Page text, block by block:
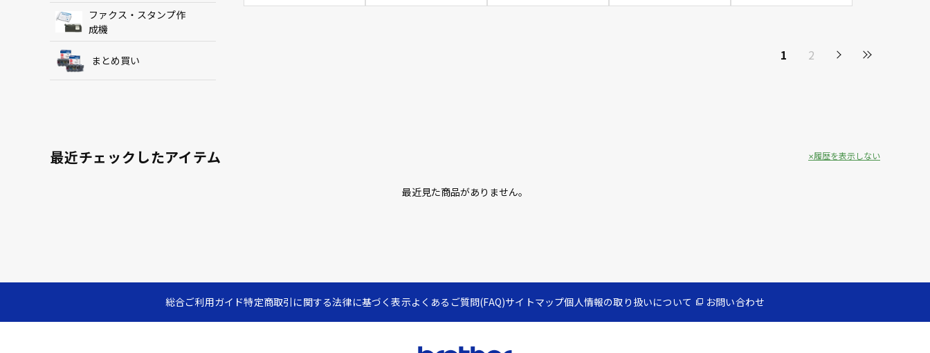
ファクス・スタンプ作
成機
まとめ買い 1 2
最近チェックしたアイテム
最近見た商品がありません。
履歴を表示しない
総合ご利用ガイド特定商取引に関する法律に基づく表示よくあるご質問(FAQ)サイトマップ個人情報の取り扱いについて お問い合わせ